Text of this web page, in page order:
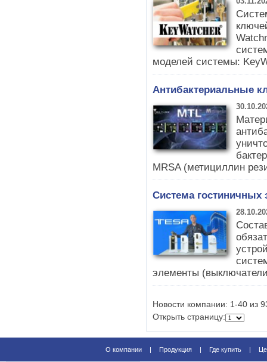
моделей системы:
Антибактериальные
MRSA (метициллин
Система гостиничных
элементы
Новости компании: 1-40 из
Открыть страницу:
О компании | Продукция | Где купить |